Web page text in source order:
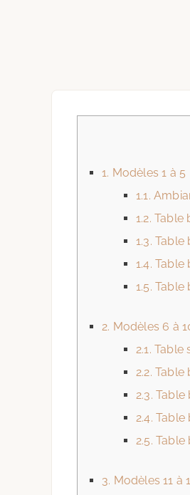
1. Modèles 1 à 5
1.1.
1.2. Table
1.3. Table
1.4. Table
1.5. Table
2. Modèles 6 à
2.1. Table
2.2. Table
2.3. Table
2.4. Table
2.5. Table
3. Modèles 11 à